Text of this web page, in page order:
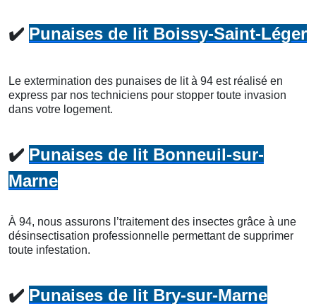
✔️ Punaises de lit Boissy-Saint-Léger
Le extermination des punaises de lit à 94 est réalisé en
express par nos techniciens pour stopper toute invasion
dans votre logement.
✔️ Punaises de lit Bonneuil-sur-
Marne
À 94, nous assurons l’traitement des insectes grâce à une
désinsectisation professionnelle permettant de supprimer
toute infestation.
✔️ Punaises de lit Bry-sur-Marne